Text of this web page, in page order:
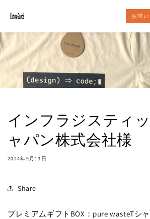
ンツに
進む
お問
インフラジスティ
ャパン株式会社様
2024年9月13日
Share
プレミアムギフトBOX：pure wasteTシ